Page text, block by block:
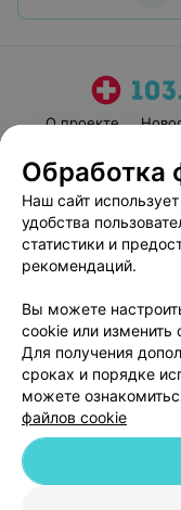
О проекте
© 2026 ООО «Артокс
Обработка
Наш сайт
удобства
статистики и
рекомендаций.
Вы можете
cookie или изменить
Для получения
сроках и порядке
можете
файлов cookie